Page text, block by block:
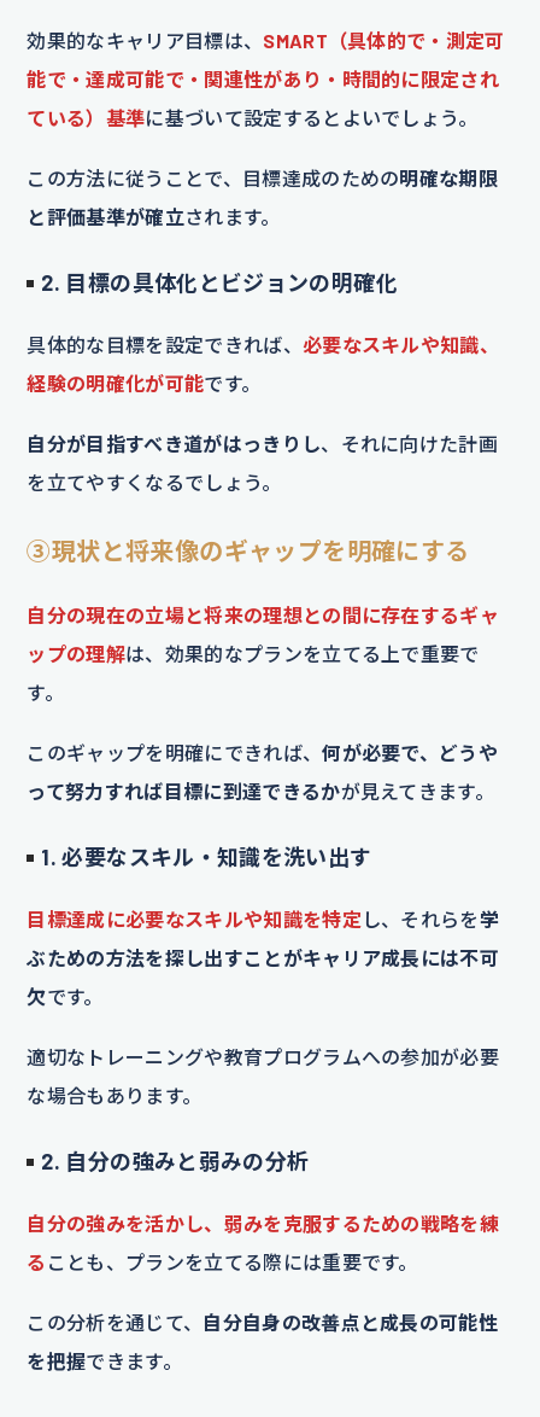
効果的なキャリア目標は、 SMART（具体的で・測定可
能で・達成可能で・関連性があり・時間的に限定され
ている）基準に基づいて設定するとよいでしょう。
この方法に従うことで、目標達成のための明確な期限
と評価基準が確立されます。
2. 目標の具体化とビジョンの明確化
具体的な目標を設定できれば、 必要なスキルや知識、
経験の明確化が可能です。
自分が目指すべき道がはっきりし、それに向けた計画
を立てやすくなるでしょう。
③現状と将来像のギャップを明確にする
自分の現在の立場と将来の理想との間に存在するギャ
ップの理解は、効果的なプランを立てる上で重要で
す。
このギャップを明確にできれば、何が必要で、どうや
って努力すれば目標に到達できるかが見えてきます。
1. 必要なスキル・知識を洗い出す
目標達成に必要なスキルや知識を特定 し、それらを学
ぶための方法を探し出すことがキャリア成長には不可
欠です。
適切なトレーニングや教育プログラムへの参加が必要
な場合もあります。
2. 自分の強みと弱みの分析
自分の強みを活かし、弱みを克服するための戦略を練
る ことも、プランを立てる際には重要です。
この分析を通じて、 自分自身の改善点と成長の可能性
を把握できます。